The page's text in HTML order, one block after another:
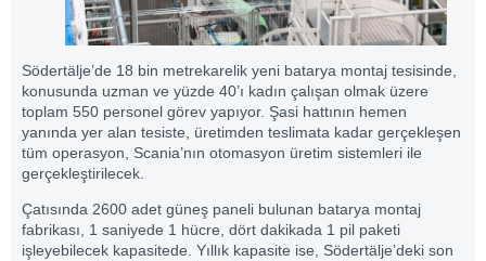
Södertälje’de 18 bin metrekarelik yeni batarya montaj tesisinde,
konusunda uzman ve yüzde 40’ı kadın çalışan olmak üzere
toplam 550 personel görev yapıyor. Şasi hattının hemen
yanında yer alan tesiste, üretimden teslimata kadar gerçekleşen
tüm operasyon, Scania’nın otomasyon üretim sistemleri ile
gerçekleştirilecek.
Çatısında 2600 adet güneş paneli bulunan batarya montaj
fabrikası, 1 saniyede 1 hücre, dört dakikada 1 pil paketi
işleyebilecek kapasitede. Yıllık kapasite ise, Södertälje’deki son